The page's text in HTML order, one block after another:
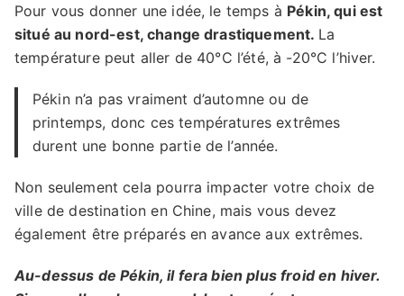
Pour vous donner une idée, le temps à Pékin, qui est
situé au nord-est, change drastiquement. La
température peut aller de 40°C l’été, à -20°C l’hiver.
Pékin n’a pas vraiment d’automne ou de
printemps, donc ces températures extrêmes
durent une bonne partie de l’année.
Non seulement cela pourra impacter votre choix de
ville de destination en Chine, mais vous devez
également être préparés en avance aux extrêmes.
Au-dessus de Pékin, il fera bien plus froid en hiver.